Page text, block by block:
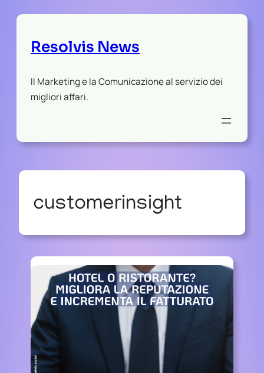
Resolvis News
Il Marketing e la Comunicazione al servizio dei
migliori affari.
customerinsight